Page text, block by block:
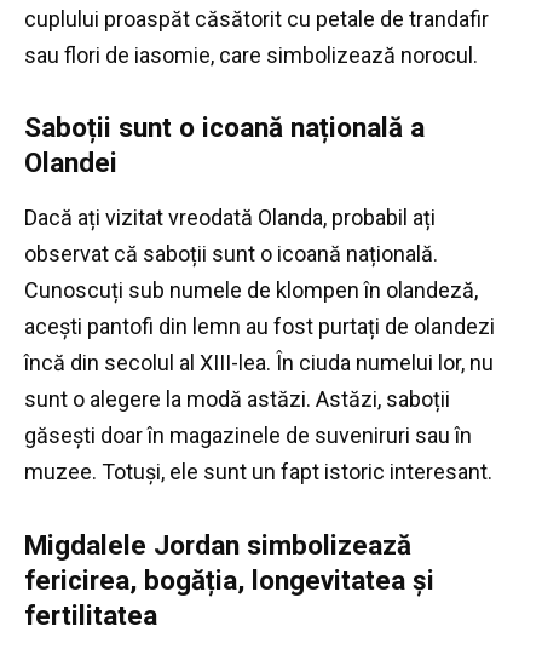
cuplului proaspăt căsătorit cu petale de trandafir
sau flori de iasomie, care simbolizează norocul.
Saboții sunt o icoană națională a
Olandei
Dacă ați vizitat vreodată Olanda, probabil ați
observat că saboții sunt o icoană națională.
Cunoscuți sub numele de klompen în olandeză,
acești pantofi din lemn au fost purtați de olandezi
încă din secolul al XIII-lea. În ciuda numelui lor, nu
sunt o alegere la modă astăzi. Astăzi, saboții
găsești doar în magazinele de suveniruri sau în
muzee. Totuși, ele sunt un fapt istoric interesant.
Migdalele Jordan simbolizează
fericirea, bogăția, longevitatea și
fertilitatea